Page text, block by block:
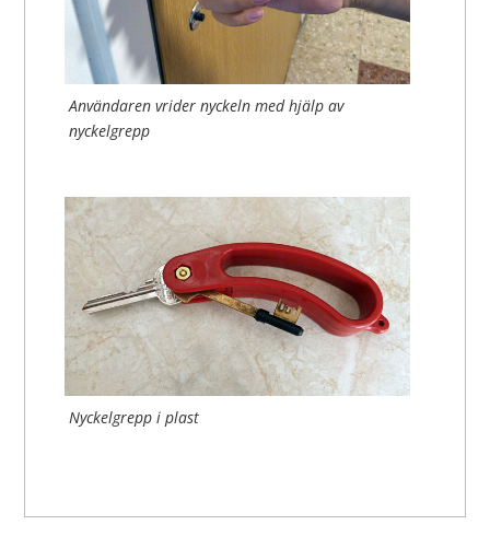
Användaren vrider nyckeln med hjälp av
nyckelgrepp
Nyckelgrepp i plast